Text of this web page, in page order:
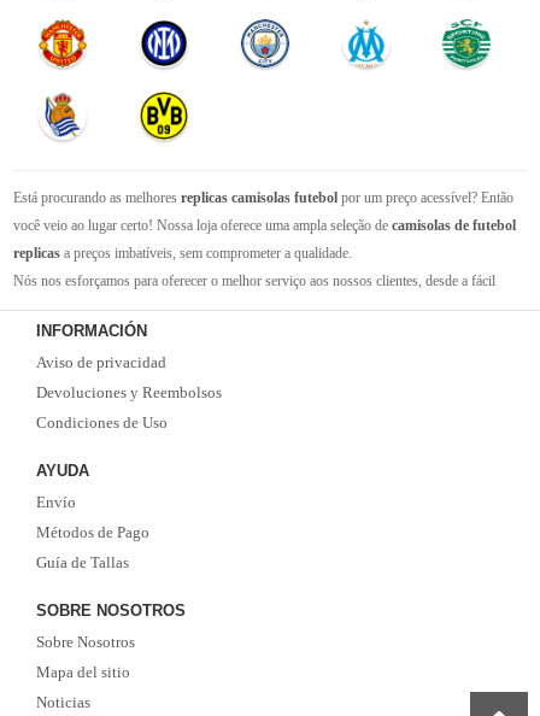
Está procurando as melhores replicas camisolas futebol por um preço acessível? Então
você veio ao lugar certo! Nossa loja oferece uma ampla seleção de camisolas de futebol
replicas a preços imbatíveis, sem comprometer a qualidade.
Nós nos esforçamos para oferecer o melhor serviço aos nossos clientes, desde a fácil
navegação em nosso site até a entrega rápida de seus pedidos. Com nossa equipe de
atendimento ao cliente amigável e experiente, você pode ter certeza de que receberá suporte
em todas as etapas do processo de compra.
Não se esqueça que, se o valor da sua compra for superior a 99 euros, oferecemos o
serviço de entrega EMS gratuito. Não perca a oportunidade de adquirir as melhores
INFORMACIÓN
Aviso de privacidad
Devoluciones y Reembolsos
Condiciones de Uso
AYUDA
Envío
Métodos de Pago
Guía de Tallas
SOBRE NOSOTROS
Sobre Nosotros
Mapa del sitio
Noticias